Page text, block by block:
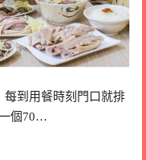
每到用餐時刻門口就排
個70…